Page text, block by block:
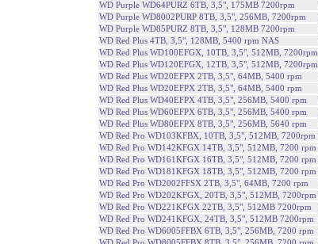
WD Purple WD64PURZ 6TB, 3,5", 175MB 7200rpm
WD Purple WD8002PURP 8TB, 3,5", 256MB, 7200rpm
WD Purple WD85PURZ 8TB, 3,5", 128MB 7200rpm
WD Red Plus 4TB, 3,5", 128MB, 5400 rpm NAS
WD Red Plus WD100EFGX, 10TB, 3,5", 512MB, 7200rpm
WD Red Plus WD120EFGX, 12TB, 3,5", 512MB, 7200rpm
WD Red Plus WD20EFPX 2TB, 3,5", 64MB, 5400 rpm
WD Red Plus WD20EFPX 2TB, 3,5", 64MB, 5400 rpm
WD Red Plus WD40EFPX 4TB, 3,5", 256MB, 5400 rpm
WD Red Plus WD60EFPX 6TB, 3,5", 256MB, 5400 rpm
WD Red Plus WD80EFPX 8TB, 3,5", 256MB, 5640 rpm
WD Red Pro WD103KFBX, 10TB, 3,5", 512MB, 7200rpm
WD Red Pro WD142KFGX 14TB, 3,5", 512MB, 7200 rpm
WD Red Pro WD161KFGX 16TB, 3,5", 512MB, 7200 rpm
WD Red Pro WD181KFGX 18TB, 3,5", 512MB, 7200 rpm
WD Red Pro WD2002FFSX 2TB, 3,5", 64MB, 7200 rpm
WD Red Pro WD202KFGX, 20TB, 3,5", 512MB, 7200rpm
WD Red Pro WD221KFGX 22TB, 3,5", 512MB 7200rpm
WD Red Pro WD241KFGX, 24TB, 3,5", 512MB 7200rpm
WD Red Pro WD6005FFBX 6TB, 3,5", 256MB, 7200 rpm